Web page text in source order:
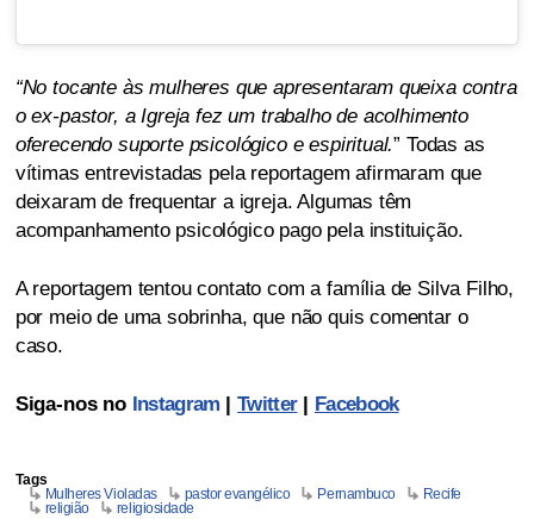
“No tocante às mulheres que apresentaram queixa contra
o ex-pastor, a Igreja fez um trabalho de acolhimento
oferecendo suporte psicológico e espiritual.” Todas as
vítimas entrevistadas pela reportagem afirmaram que
deixaram de frequentar a igreja. Algumas têm
acompanhamento psicológico pago pela instituição.
A reportagem tentou contato com a família de Silva Filho,
por meio de uma sobrinha, que não quis comentar o
caso.
Siga-nos no Instagram |Twitter| Facebook
Tags
Mulheres Violadas
pastor evangélico Pernambuco
Recife
religião
religiosidade